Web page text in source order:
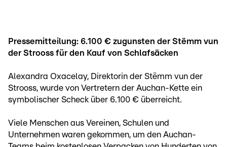
Pressemitteilung: 6.100 € zugunsten der Stëmm vun
der Strooss für den Kauf von Schlafsäcken
Alexandra Oxacelay, Direktorin der Stëmm vun der
Strooss, wurde von Vertretern der Auchan-Kette ein
symbolischer Scheck über 6.100 € überreicht.
Viele Menschen aus Vereinen, Schulen und
Unternehmen waren gekommen, um den Auchan-